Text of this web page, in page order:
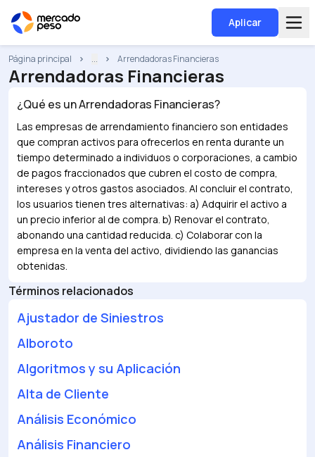
Aplicar
Página principal ... Arrendadoras Financieras
Arrendadoras Financieras
¿Qué es unArrendadoras Financieras?
Las empresas de arrendamiento financiero son entidades
que compran activos para ofrecerlos en renta durante un
tiempo determinado a individuos o corporaciones, a cambio
de pagos fraccionados que cubren el costo de compra,
intereses y otros gastos asociados. Al concluir el contrato,
los usuarios tienen tres alternativas: a) Adquirir el activo a
un precio inferior al de compra. b) Renovar el contrato,
abonando una cantidad reducida. c) Colaborar con la
empresa en la venta del activo, dividiendo las ganancias
obtenidas.
Términos relacionados
Ajustador de Siniestros
Alboroto
Algoritmos y su Aplicación
Alta de Cliente
Análisis Económico
Análisis Financiero